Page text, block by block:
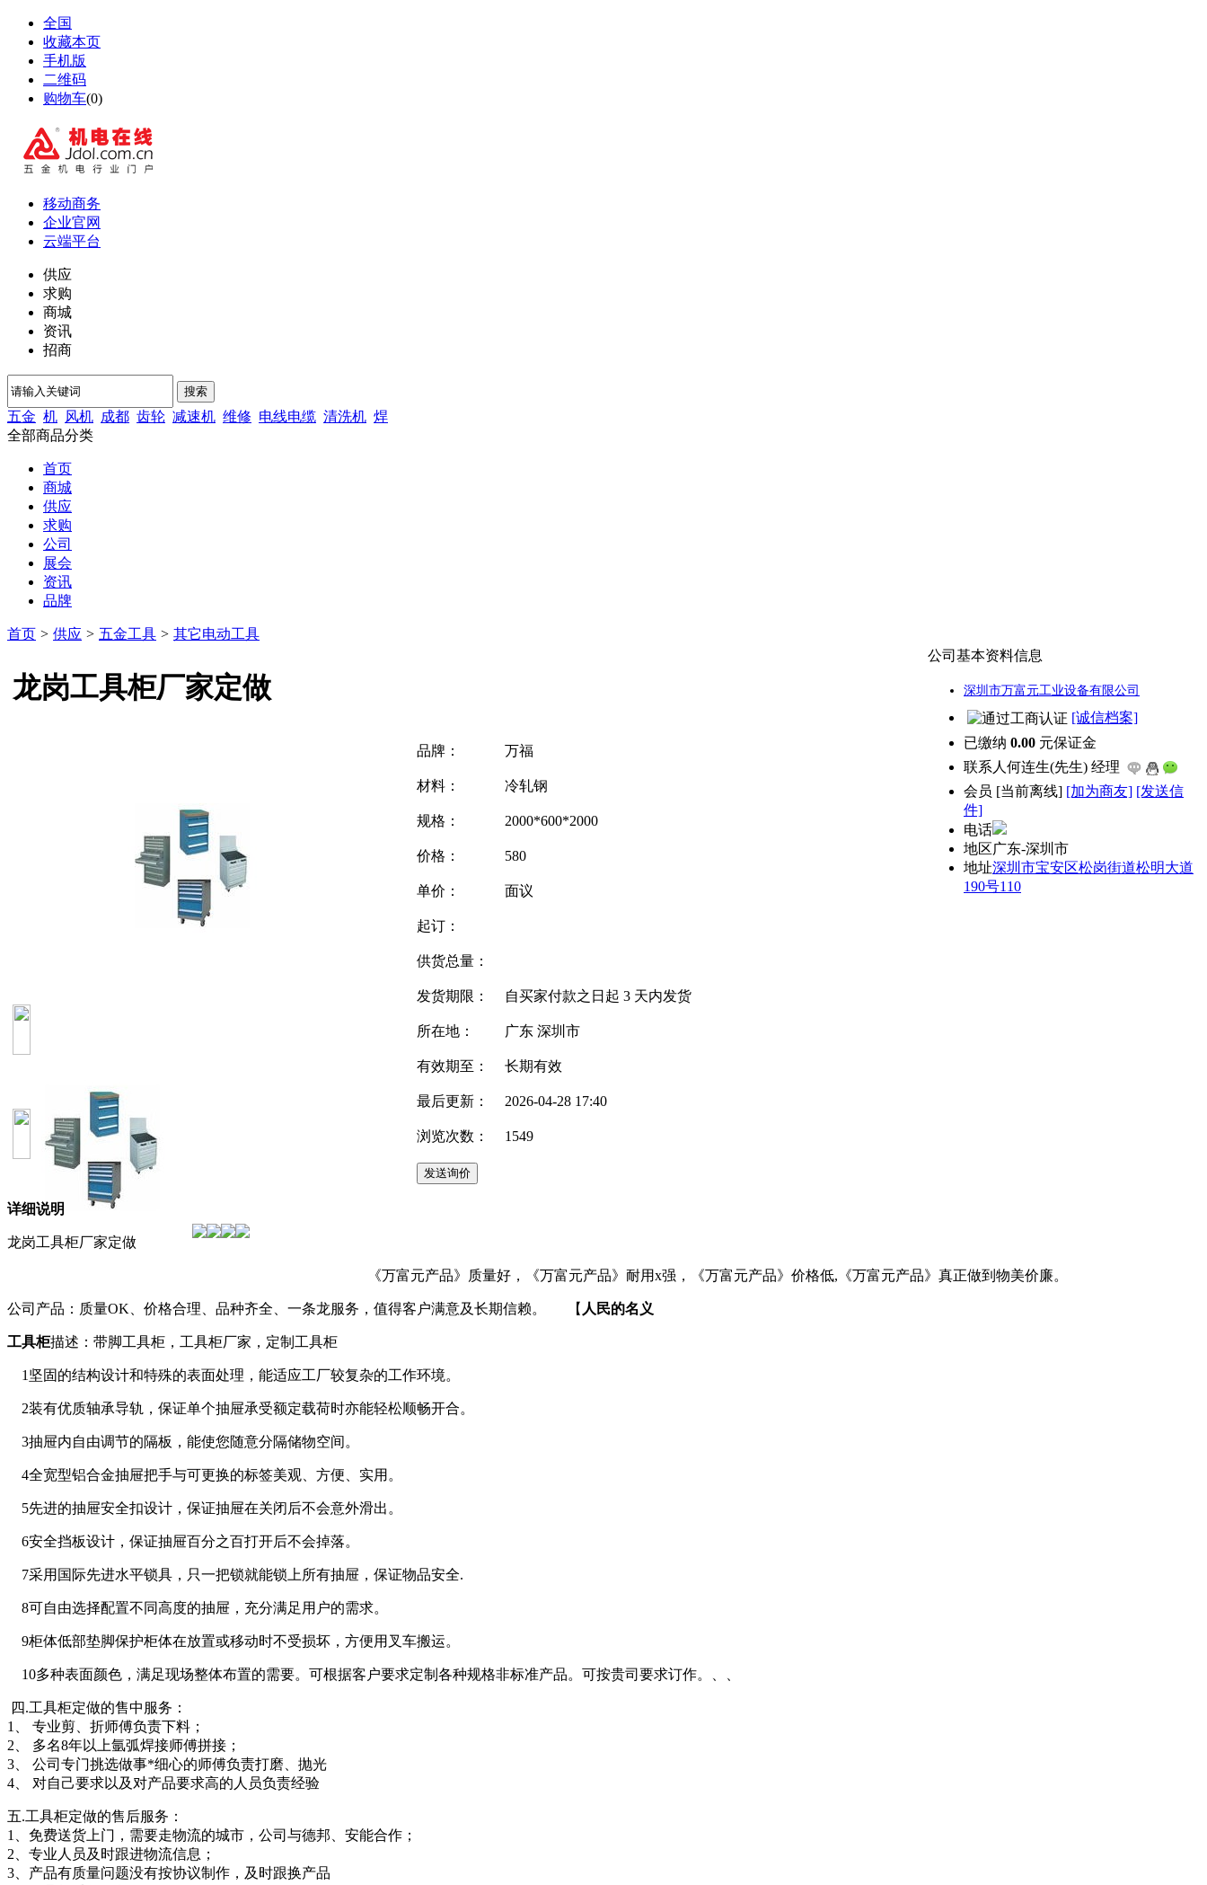
全国
收藏本页
手机版
二维码
购物车(0)
移动商务
企业官网
云端平台
供应
求购
商城
资讯
招商
搜索
五金 机 风机 成都 齿轮 减速机 维修 电线电缆 清洗机 焊
全部商品分类
首页
商城
供应
求购
公司
展会
资讯
品牌
首页 > 供应 > 五金工具 > 其它电动工具
龙岗工具柜厂家定做
品牌： 万福
材料： 冷轧钢
规格： 2000*600*2000
价格： 580
单价： 面议
起订：
供货总量：
发货期限： 自买家付款之日起 3 天内发货
所在地： 广东 深圳市
有效期至： 长期有效
最后更新： 2026-04-28 17:40
浏览次数： 1549
公司基本资料信息
深圳市万富元工业设备有限公司
[诚信档案]
已缴纳 0.00 元保证金
联系人 何连生(先生) 经理
会员 [当前离线] [加为商友] [发送信
件]
电话
地区广东-深圳市
地址深圳市宝安区松岗街道松明大道
190号110
详细说明
龙岗工具柜厂家定做
《万富元产品》质量好，《万富元产品》耐用x强，《万富元产品》价格低,《万富元产品》真正做到物美价廉。
公司产品：质量OK、价格合理、品种齐全、一条龙服务，值得客户满意及长期信赖。 【 人民的名义
工具柜描述：带脚工具柜，工具柜厂家，定制工具柜
1坚固的结构设计和特殊的表面处理，能适应工厂较复杂的工作环境。
2装有优质轴承导轨，保证单个抽屉承受额定载荷时亦能轻松顺畅开合。
3抽屉内自由调节的隔板，能使您随意分隔储物空间。
4全宽型铝合金抽屉把手与可更换的标签美观、方便、实用。
5先进的抽屉安全扣设计，保证抽屉在关闭后不会意外滑出。
6安全挡板设计，保证抽屉百分之百打开后不会掉落。
7采用国际先进水平锁具，只一把锁就能锁上所有抽屉，保证物品安全.
8可自由选择配置不同高度的抽屉，充分满足用户的需求。
9柜体低部垫脚保护柜体在放置或移动时不受损坏，方便用叉车搬运。
10多种表面颜色，满足现场整体布置的需要。可根据客户要求定制各种规格非标准产品。可按贵司要求订作。、、
四.工具柜定做的售中服务：
1、 专业剪、折师傅负责下料；
2、 多名8年以上氩弧焊接师傅拼接；
3、 公司专门挑选做事*细心的师傅负责打磨、抛光
4、 对自己要求以及对产品要求高的人员负责经验
五.工具柜定做的售后服务：
1、免费送货上门，需要走物流的城市，公司与德邦、安能合作；
2、专业人员及时跟进物流信息；
3、产品有质量问题没有按协议制作，及时跟换产品